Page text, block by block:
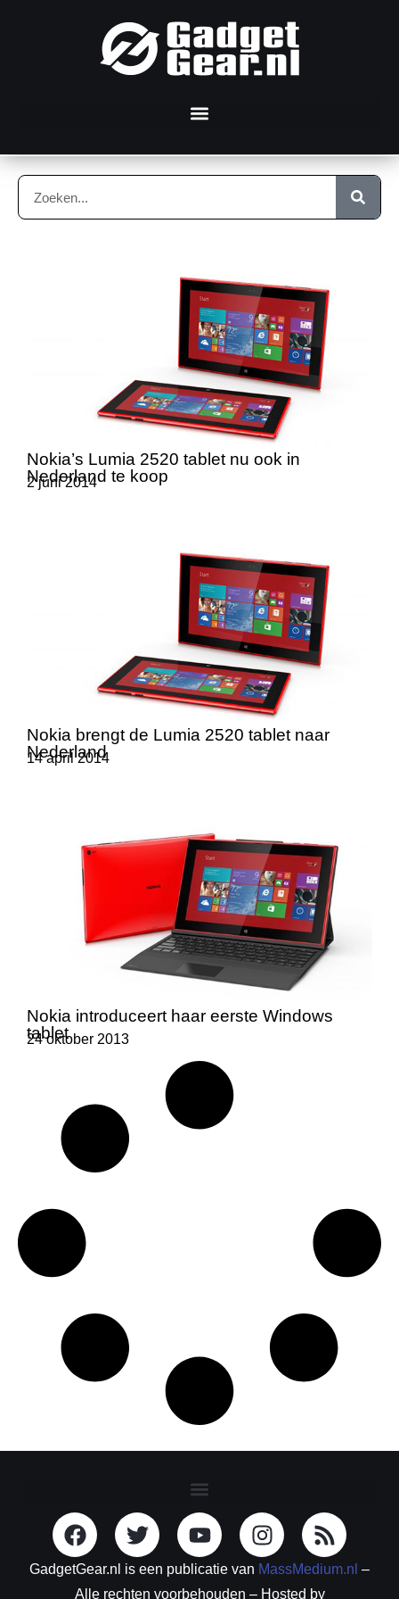
Nokia’s Lumia 2520 tablet nu ook in
Nederland te koop
2 juni 2014
Nokia brengt de Lumia 2520 tablet naar
Nederland
14 april 2014
Nokia introduceert haar eerste Windows
tablet
24 oktober 2013
GadgetGear.nl is een publicatie van MassMedium.nl –
Alle rechten voorbehouden – Hosted by